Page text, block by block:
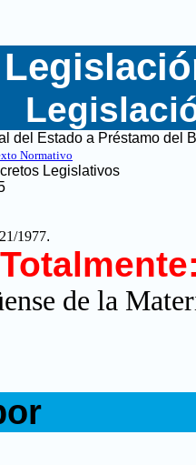
del Estado a Préstamo del
Normativo
Legislativos
1977.
de la